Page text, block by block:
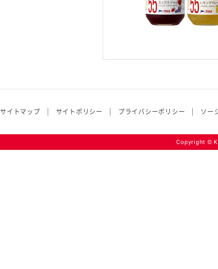
サイトマップ サイトポリシー プライバシーポリシー ソー
Copyright ©